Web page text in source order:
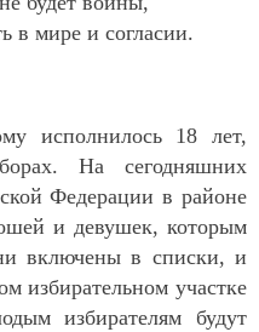
в мире и согласии.
исполнилось 18 лет,
На сегодняшних
Федерации в районе
и девушек, которым
включены в списки, и
избирательном участке
избирателям будут